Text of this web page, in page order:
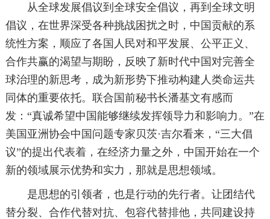
从全球发展倡议到全球安全倡议，再到全球文明
倡议，在世界深受各种挑战困扰之时，中国贡献的系
统性方案，顺应了各国人民对和平发展、公平正义、
合作共赢的渴望与期盼，反映了新时代中国对完善全
球治理的新思考，成为新形势下推动构建人类命运共
同体的重要依托。联合国前秘书长潘基文有感而
发：“真诚希望中国能够继续发挥领导力和影响力。”在
美国亚洲协会中国问题专家贝茨·吉尔看来，“三大倡
议”的提出代表着，在经济力量之外，中国开始在一个
新的领域展示优势和实力，那就是思想领域。
是思想的引领者，也是行动的先行者。让团结代
替分裂、合作代替对抗、包容代替排他，共同建设持